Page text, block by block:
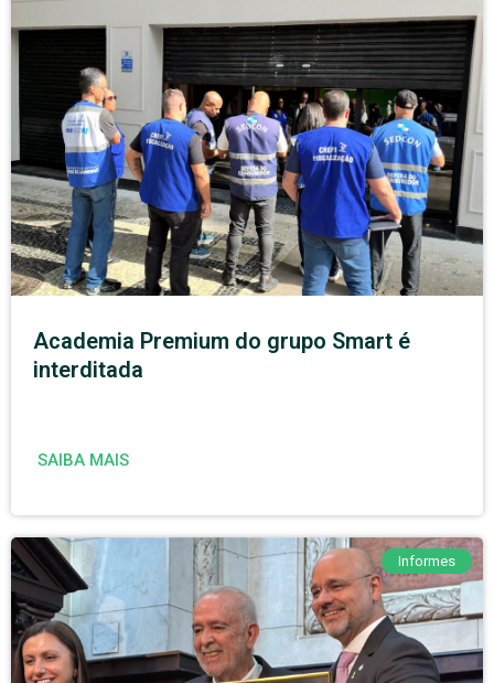
Academia Premium do grupo Smart é
interditada
SAIBA MAIS
Informes